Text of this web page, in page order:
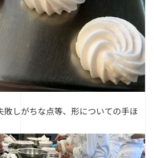
しがちな点等、形についての手ほ